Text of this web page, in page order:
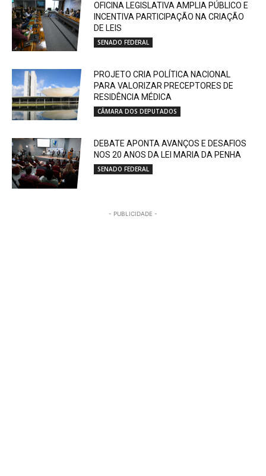
OFICINA LEGISLATIVA AMPLIA PÚBLICO E
INCENTIVA PARTICIPAÇÃO NA CRIAÇÃO
DE LEIS
SENADO FEDERAL
PROJETO CRIA POLÍTICA NACIONAL
PARA VALORIZAR PRECEPTORES DE
RESIDÊNCIA MÉDICA
CÂMARA DOS DEPUTADOS
DEBATE APONTA AVANÇOS E DESAFIOS
NOS 20 ANOS DA LEI MARIA DA PENHA
SENADO FEDERAL
- PUBLICIDADE -